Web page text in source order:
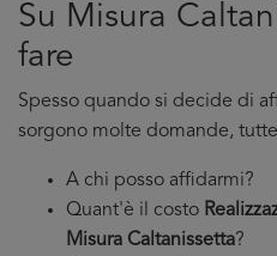
Su Misura
fare
Spesso quando si decide di
sorgono molte domande,
A chi posso affidarmi?
Quant'è il costo
Misura Caltanissetta?